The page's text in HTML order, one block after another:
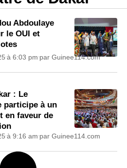
Abdoulaye
le OUI et
à 6:03 pm par Guinee114.com
: Le
participe à un
en faveur de
à 9:16 am par Guinee114.com